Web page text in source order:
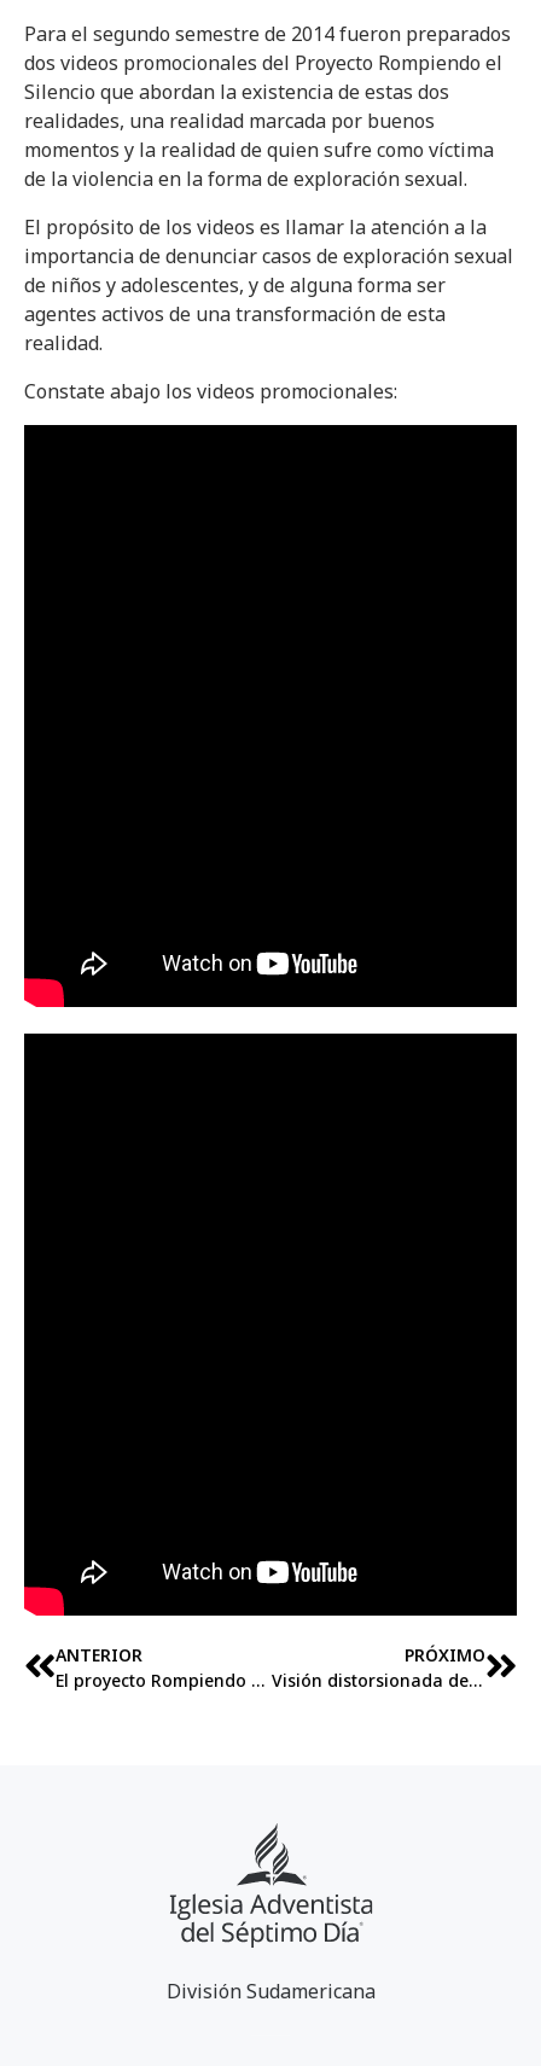
Para el segundo semestre de 2014 fueron preparados
dos videos promocionales del Proyecto Rompiendo el
Silencio que abordan la existencia de estas dos
realidades, una realidad marcada por buenos
momentos y la realidad de quien sufre como víctima
de la violencia en la forma de exploración sexual.
El propósito de los videos es llamar la atención a la
importancia de denunciar casos de exploración sexual
de niños y adolescentes, y de alguna forma ser
agentes activos de una transformación de esta
realidad.
Constate abajo los videos promocionales:
ANTERIOR
El proyecto Rompiendo el Silencio actúa en campañas durante el Campeonato Mundial de Futbol.
PRÓXIMO
Visión distorsionada de lo que significa “ser mujer” dificulta la lucha contra la violencia a la mujer
División Sudamericana